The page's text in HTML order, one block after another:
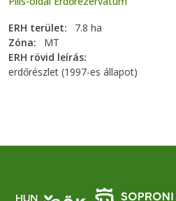
ERH terület
7.8 ha
Zóna
MT
ERH rövid leírás
erdőrészlet (1997-es állapot)